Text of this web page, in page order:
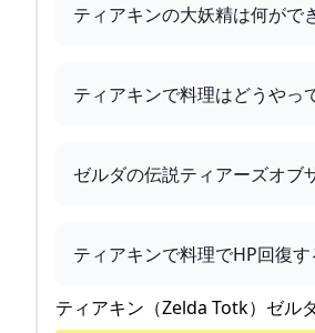
ティアキンの大妖精は何がで
ティアキンで料理はどうやっ
ゼルダの伝説ティアーズオブ
ティアキンで料理でHP回復す
ティアキン（Zelda Totk）ゼル